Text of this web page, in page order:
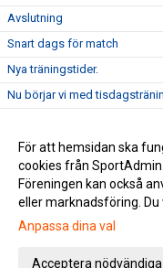
Avslutning
Snart dags för match
Nya träningstider.
Nu börjar vi med
Nu kör vi igång!
Vinterns träningar
Gå till
För att hemsidan ska
cookies från
Föreningen kan också
eller marknadsföring. Du
Anpassa dina val
Acceptera nödvändiga